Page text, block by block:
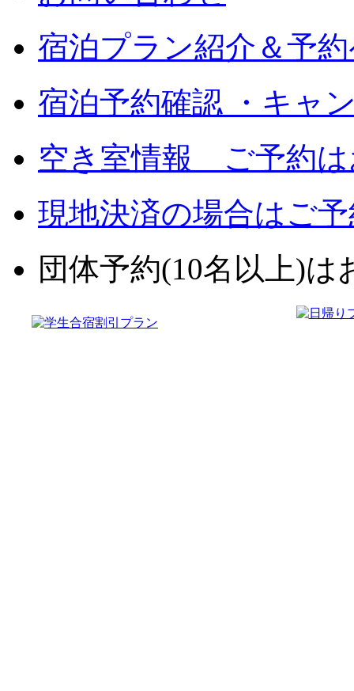
宿泊プラン紹介＆予
宿泊予約確認 ・キャ
空き室情報 ご予約は
現地決済の場合はご
団体予約(10名以上)は